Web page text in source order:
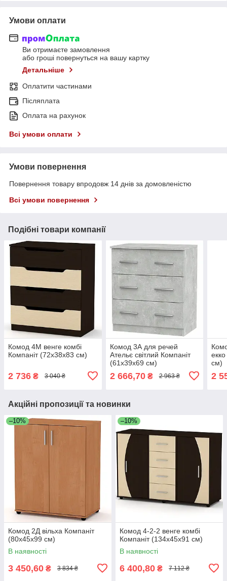
Умови оплати
Ви отримаєте замовлення
або гроші повернуться на вашу картку
Детальніше
Оплатити частинами
Післяплата
Оплата на рахунок
Всі умови оплати
Умови повернення
Повернення товару впродовж 14 днів за домовленістю
Всі умови повернення
Подібні товари компанії
Комод 4М венге комбі
Компаніт (72х38х83 см)
2 736 ₴ 3 040 ₴
Комод 3А для речей
Ательє світлий Компаніт
(61х39х69 см)
2 666,70₴ 2 963 ₴
см)
2
Акційні пропозиції та новинки
–10%
Комод 2Д вільха Компаніт
(80х45х99 см)
В наявності
3 450,60 ₴ 3 834 ₴
–10%
Комод 4-2-2 венге комбі
Компаніт (134х45х91 см)
В наявності
6 400,80 ₴ 7 112 ₴